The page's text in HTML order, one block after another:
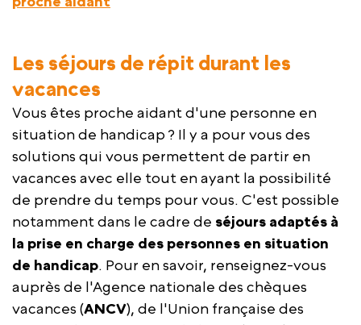
Les séjours de répit durant les
vacances
Vous êtes proche aidant d'une personne en
situation de handicap ? Il y a pour vous des
solutions qui vous permettent de partir en
vacances avec elle tout en ayant la possibilité
de prendre du temps pour vous. C'est possible
notamment dans le cadre de séjours adaptés à
la prise en charge des personnes en situation
de handicap. Pour en savoir, renseignez-vous
auprès de l'Agence nationale des chèques
vacances (ANCV), de l'Union française des